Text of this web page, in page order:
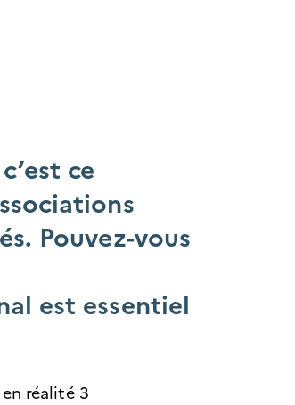
ce
Pouvez-vous
est essentiel
réalité 3